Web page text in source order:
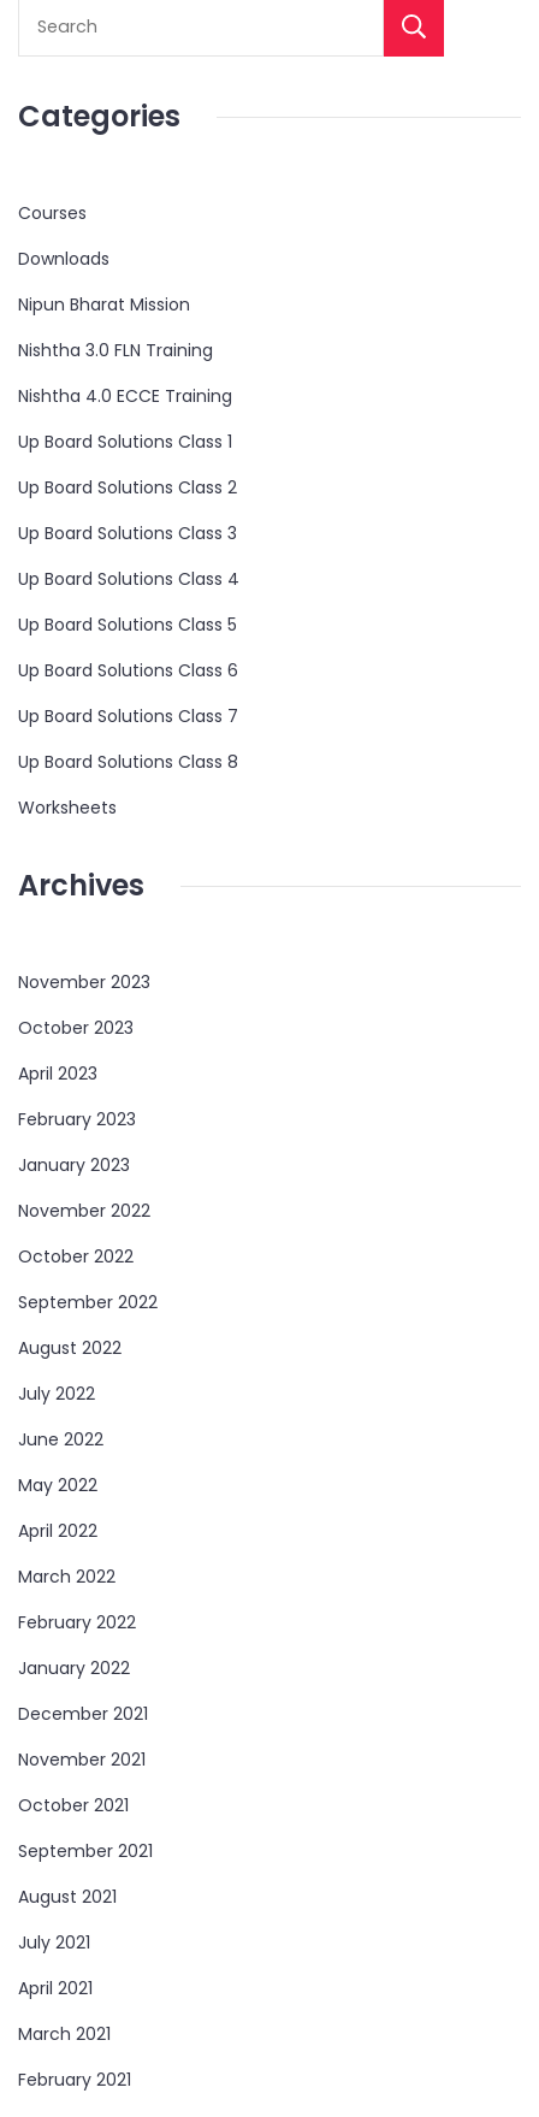
Categories
Courses
Downloads
Nipun Bharat Mission
Nishtha 3.0 FLN Training
Nishtha 4.0 ECCE Training
Up Board Solutions Class 1
Up Board Solutions Class 2
Up Board Solutions Class 3
Up Board Solutions Class 4
Up Board Solutions Class 5
Up Board Solutions Class 6
Up Board Solutions Class 7
Up Board Solutions Class 8
Worksheets
Archives
November 2023
October 2023
April 2023
February 2023
January 2023
November 2022
October 2022
September 2022
August 2022
July 2022
June 2022
May 2022
April 2022
March 2022
February 2022
January 2022
December 2021
November 2021
October 2021
September 2021
August 2021
July 2021
April 2021
March 2021
February 2021